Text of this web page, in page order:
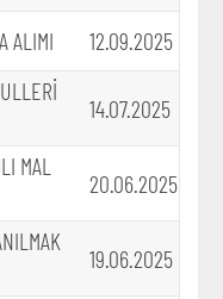
ALIMI
12.09.2025
14.07.2025
MAL
20.06.2025
19.06.2025